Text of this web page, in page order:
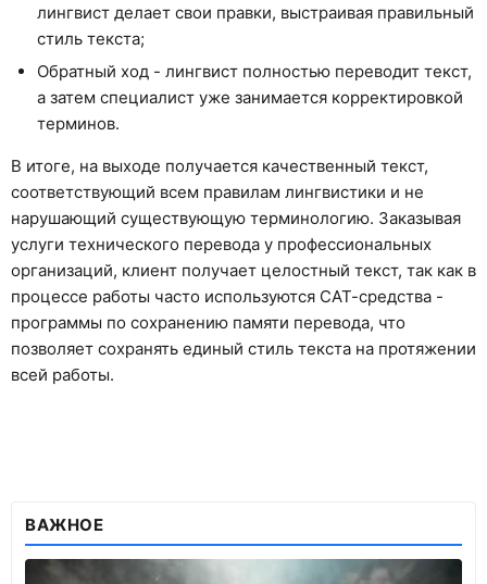
лингвист делает свои правки, выстраивая правильный
стиль текста;
Обратный ход - лингвист полностью переводит текст,
а затем специалист уже занимается корректировкой
терминов.
В итоге, на выходе получается качественный текст,
соответствующий всем правилам лингвистики и не
нарушающий существующую терминологию. Заказывая
услуги технического перевода у профессиональных
организаций, клиент получает целостный текст, так как в
процессе работы часто используются САТ-средства -
программы по сохранению памяти перевода, что
позволяет сохранять единый стиль текста на протяжении
всей работы.
ВАЖНОЕ